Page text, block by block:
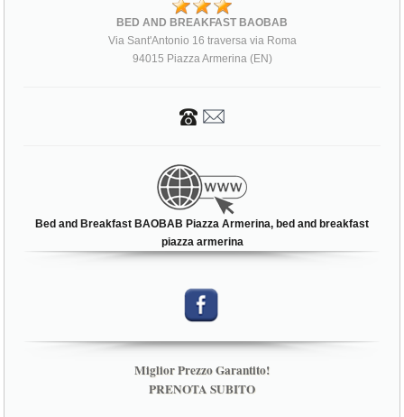
BED AND BREAKFAST BAOBAB
Via Sant'Antonio 16 traversa via Roma
94015 Piazza Armerina (EN)
Bed and Breakfast BAOBAB Piazza Armerina, bed and breakfast
piazza armerina
Miglior Prezzo Garantito!
PRENOTA SUBITO